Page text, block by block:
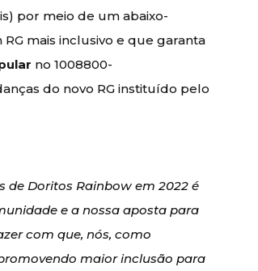
por meio de um abaixo-
mais inclusivo e que garanta
no 1008800-
do novo RG instituído pelo
de Doritos Rainbow em 2022 é
e a nossa aposta para
com que, nós, como
maior inclusão para